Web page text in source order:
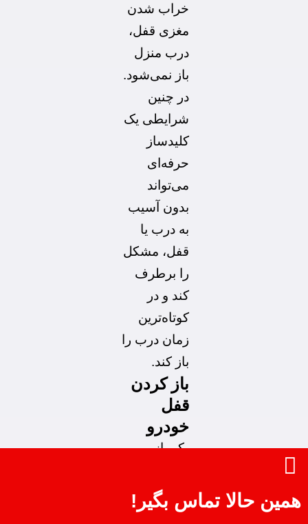
خراب شدن
مغزی قفل،
درب منزل
باز نمی‌شود.
در چنین
شرایطی یک
کلیدساز
حرفه‌ای
می‌تواند
بدون آسیب
به درب یا
قفل، مشکل
را برطرف
کند و در
کوتاه‌ترین
زمان درب را
باز کند.
باز کردن
قفل
خودرو
یکی از
پرکاربرد
کلیدسازی،
همین حالا تماس بگیر!